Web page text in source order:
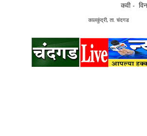
कवी - विनायक
कालकुंद्री, ता. चंदगड